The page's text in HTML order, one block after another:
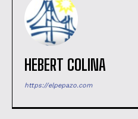
HEBERT COLINA
https://elpepazo.com